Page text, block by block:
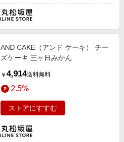
AND CAKE（アンド ケーキ） チー
ズケーキ 三ヶ日みかん
￥ 4,914送料無料
2.5%
ストアにすすむ